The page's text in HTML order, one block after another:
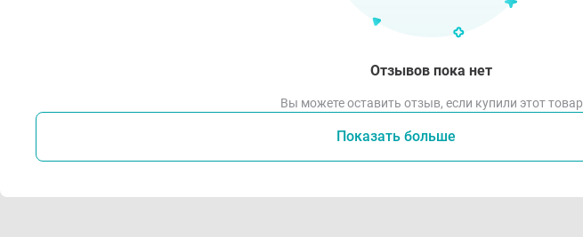
Отзывов пока нет
Вы можете оставить отзыв, если купили этот товар
Показать больше